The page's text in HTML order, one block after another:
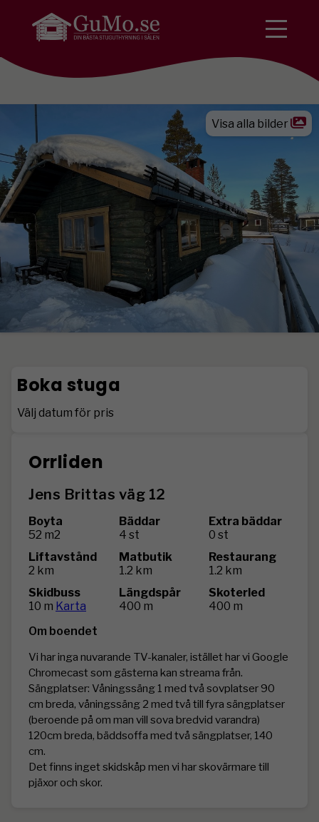
Visa alla bilder
Orrliden
Jens Brittas väg 12
Boyta
52 m2
Bäddar
4 st
Extra bäddar
0 st
Liftavstånd
2 km
Matbutik
1.2 km
Restaurang
1.2 km
Skidbuss
10 m Karta
Längdspår
400 m
Skoterled
400 m
Om boendet
Vi har inga nuvarande TV-kanaler, istället har vi Google
Chromecast som gästerna kan streama från.
Sängplatser: Våningssäng 1 med två sovplatser 90
cm breda, våningssäng 2 med två till fyra sängplatser
(beroende på om man vill sova bredvid varandra)
120cm breda, bäddsoffa med två sängplatser, 140
cm.
Det finns inget skidskåp men vi har skovärmare till
pjäxor och skor.
Boka stuga
Välj datum för pris